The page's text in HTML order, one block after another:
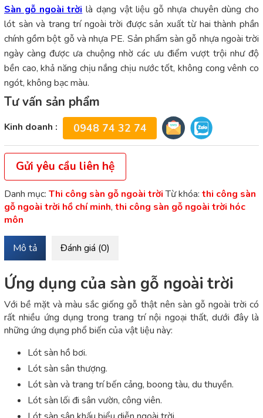
Sàn gỗ ngoài trời là dạng vật liệu gỗ nhựa chuyên dùng cho
lót sàn và trang trí ngoài trời được sản xuất từ hai thành phần
chính gồm bột gỗ và nhựa PE. Sản phẩm sàn gỗ nhựa ngoài trời
ngày càng được ưa chuộng nhờ các ưu điểm vượt trội như độ
bền cao, khả năng chịu nắng chịu nước tốt, không cong vênh co
ngót, không bạc màu.
Tư vấn sản phẩm
Kinh doanh : 0948 74 32 74
Gửi yêu cầu liên hệ
Danh mục: Thi công sàn gỗ ngoài trời Từ khóa: thi công sàn
gỗ ngoài trời hồ chí minh, thi công sàn gỗ ngoài trời hóc
môn
Mô tả Đánh giá (0)
Ứng dụng của sàn gỗ ngoài trời
Với bề mặt và màu sắc giống gỗ thật nên sàn gỗ ngoài trời có
rất nhiều ứng dụng trong trang trí nội ngoại thất, dưới đây là
những ứng dụng phổ biến của vật liệu này:
Lót sàn hồ bơi.
Lót sàn sân thượng.
Lót sàn và trang trí bến cảng, boong tàu, du thuyền.
Lót sàn lối đi sân vườn, công viên.